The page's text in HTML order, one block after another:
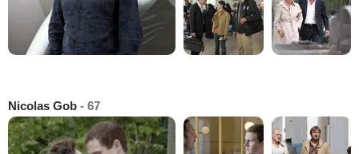
Nicolas Gob - 67